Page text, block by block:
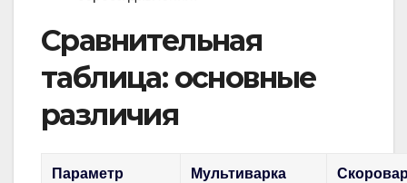
Сравнительная
таблица: основные
различия
Параметр Мультиварка